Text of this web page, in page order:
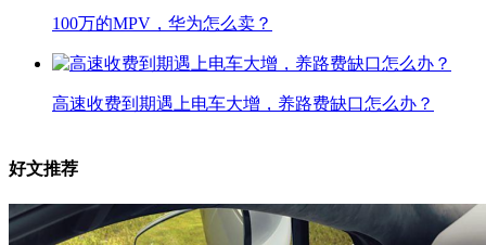
100万的MPV，华为怎么卖？
高速收费到期遇上电车大增，养路费缺口怎么办？
好文推荐